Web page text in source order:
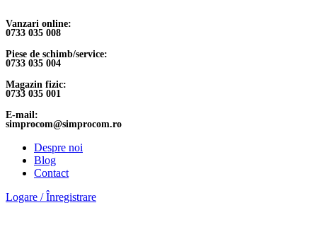
Vanzari online:
0733 035 008
Piese de schimb/service:
0733 035 004
Magazin fizic:
0733 035 001
E-mail:
simprocom@simprocom.ro
Despre noi
Blog
Contact
Logare / Înregistrare